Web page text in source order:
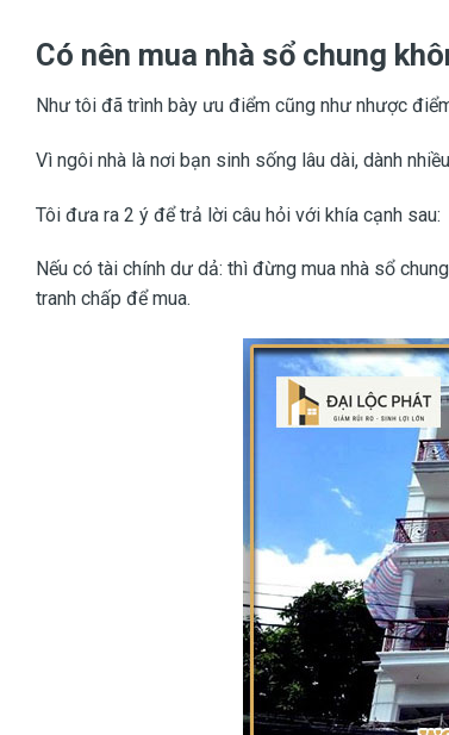
Có nên mua nhà sổ chung
Như tôi đã trình bày ưu điểm cũng như nhược
Vì ngôi nhà là nơi bạn sinh sống lâu dài, dành
Tôi đưa ra 2 ý để trả lời câu hỏi với khía cạnh sau:
Nếu có tài chính dư dả: thì đừng mua nhà sổ
tranh chấp để mua.